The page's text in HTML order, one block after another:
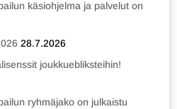
käsiohjelma ja palvelut on
28.7.2026
joukkuebliksteihin!
ryhmäjako on julkaistu